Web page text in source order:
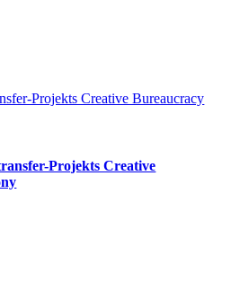
Projekts Creative Bureaucracy
Projekts Creative